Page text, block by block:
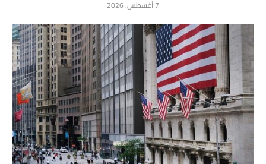
7 أغسطس، 2026